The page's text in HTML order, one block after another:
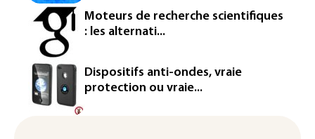
plus bas historique à Varsovie (officiel)
Au moins 16 morts aux Philippines
après des pluies torrentielles
Sécheresse: près de 70% de la France
sous des mesures de restrictions d'eau
Moteurs de recherche scientifiques
: les alternati...
Dispositifs anti-ondes, vraie
protection ou vraie...